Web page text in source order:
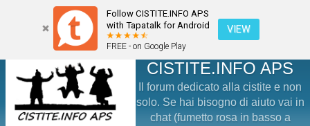
Follow CISTITE.INFO APS
with Tapatalk for Android
FREE - on Google Play
VIEW
CISTITE.INFO APS
Il forum dedicato alla cistite e non
solo. Se hai bisogno di aiuto vai in
chat (fumetto rosa in basso a